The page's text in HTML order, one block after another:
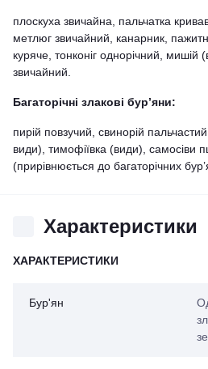
плоскуха звичайна, пальчатка
метлюг звичайний, канарник,
куряче, тонконіг однорічний, мишій
звичайний.
Багаторічні злакові бур’яни:
пирій повзучий, свинорій
види), тимофіївка (види), самосіви
(прирівнюється до багаторічних
Характеристики
ХАРАКТЕРИСТИКИ
Бур'ян